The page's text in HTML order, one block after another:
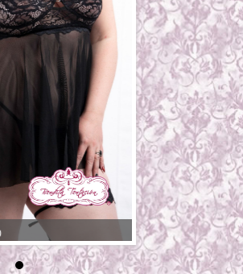
BT31645-2 / $373.00